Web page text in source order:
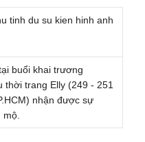
buổi khai trương
trang Elly (249 - 251
nhận được sự